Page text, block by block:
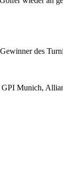
des
Munich,